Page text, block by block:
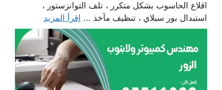
اقلاع الحاسوب بشكل متكرر ، تلف التوانزستور ،
استبدال بور سبلاي ، تنظيف مآخذ ... اقرأ المزيد